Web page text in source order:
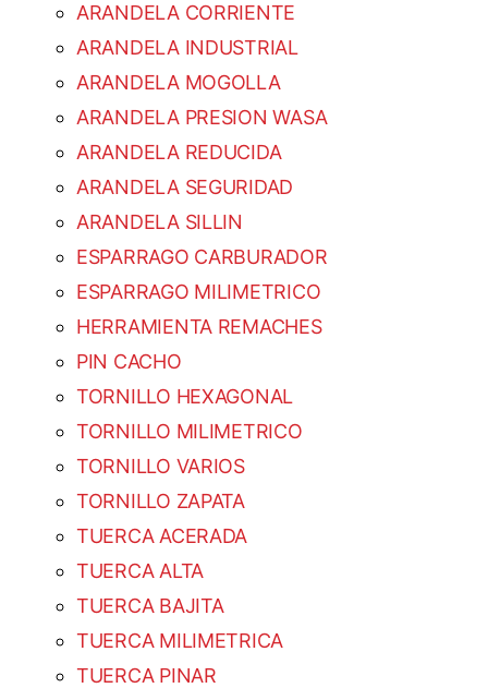
ARANDELA CORRIENTE
ARANDELA INDUSTRIAL
ARANDELA MOGOLLA
ARANDELA PRESION WASA
ARANDELA REDUCIDA
ARANDELA SEGURIDAD
ARANDELA SILLIN
ESPARRAGO CARBURADOR
ESPARRAGO MILIMETRICO
HERRAMIENTA REMACHES
PIN CACHO
TORNILLO HEXAGONAL
TORNILLO MILIMETRICO
TORNILLO VARIOS
TORNILLO ZAPATA
TUERCA ACERADA
TUERCA ALTA
TUERCA BAJITA
TUERCA MILIMETRICA
TUERCA PINAR